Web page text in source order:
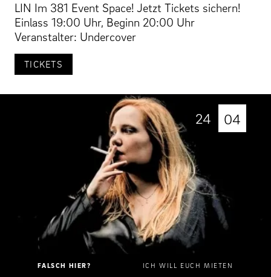
LIN Im 381 Event Space! Jetzt Tickets sichern!
Einlass 19:00 Uhr, Beginn 20:00 Uhr
Veranstalter: Undercover
TICKETS
24 04
FALSCH HIER? ICH WILL EUCH MIETEN